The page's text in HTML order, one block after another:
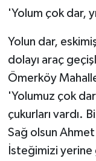
'Yolum çok dar,
Yolun dar,
dolayı araç
Ömerköy
'Yolumuz çok
çukurları vardı.
Sağ olsun
İsteğimizi